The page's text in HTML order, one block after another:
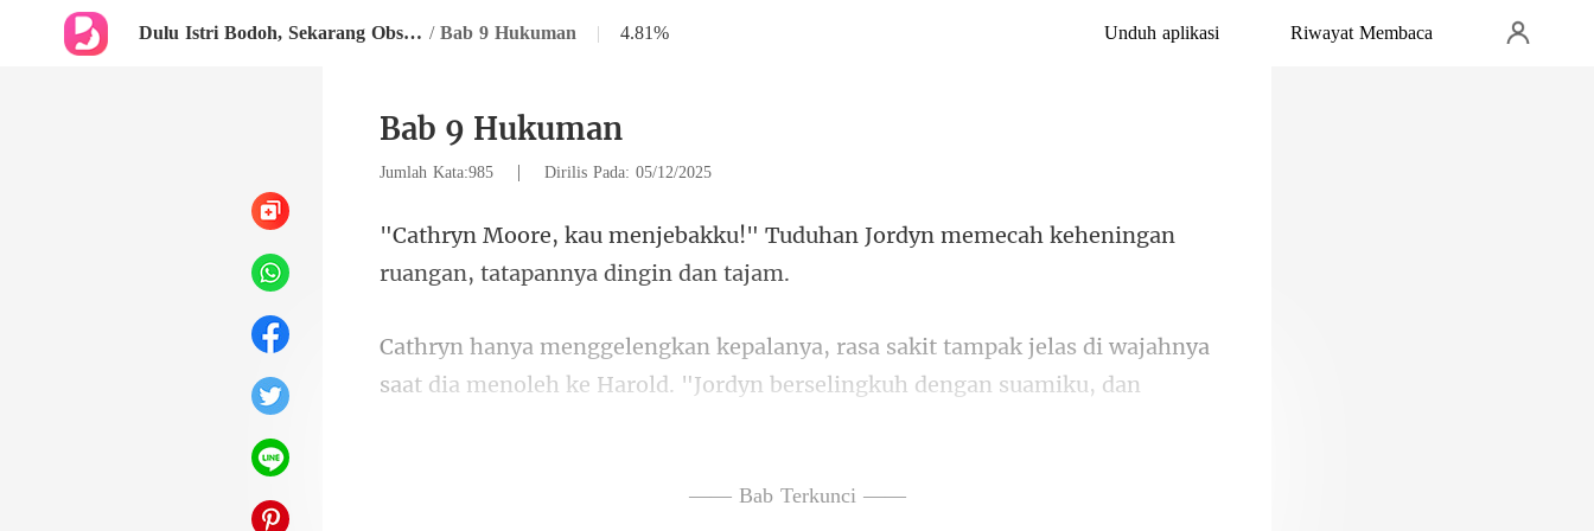
Dulu Istri Bodoh, Sekarang Obsesi Abadi / Bab 9 Hukuman | 4.81% Unduh aplikasi Riwayat Membaca
Bab 9 Hukuman
Jumlah Kata:985 | Dirilis Pada: 05/12/2025
duhan Jordyn memecah keheningan
rua
di wajahnya
saat dia menoleh ke Harold. "Jordyn berselingkuh
tidak dapat menah—— Bab Terkunci ——